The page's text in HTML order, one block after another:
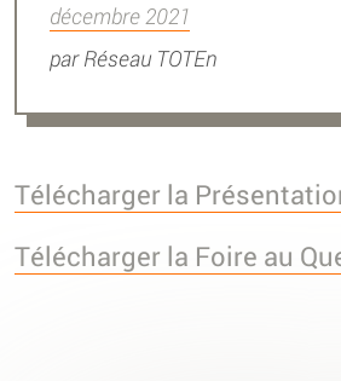
décembre 2021
parRéseau TOTEn
Télécharger la
Télécharger la Foire au